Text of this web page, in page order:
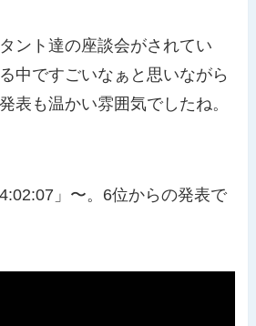
ント達の座談会がされてい
中ですごいなぁと思いながら
表も温かい雰囲気でしたね。
」〜。6位からの発表で